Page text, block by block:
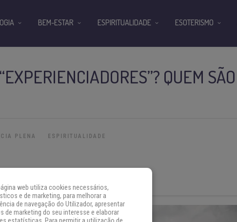
QUEM SÃO
PLENA ESPIRITUALIDADE
BEM-ESTAR ESPIRITUALIDADE ESOTERISMO
web utiliza cookies necessários,
e de marketing, para melhorar a
de navegação do Utilizador, apresentar
de marketing do seu interesse e elaborar